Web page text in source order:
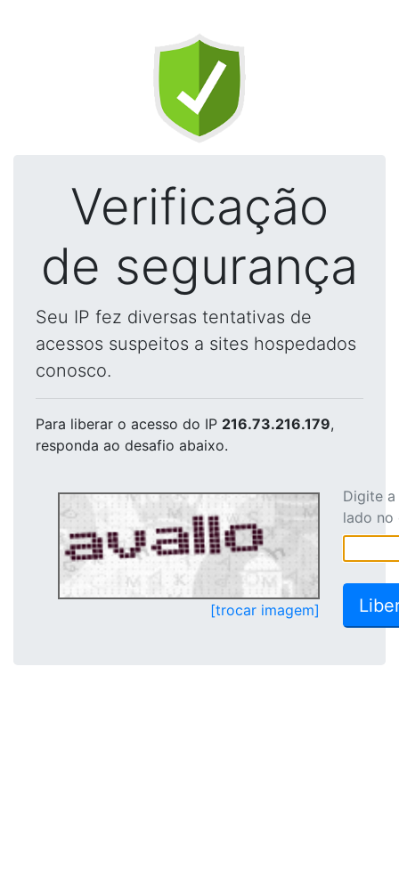
Verificação
de segurança
Seu IP fez diversas tentativas de
acessos suspeitos a sites hospedados
conosco.
Para liberar o acesso do IP 216.73.216.179,
responda ao desafio abaixo.
[trocar imagem]
Digite
lado no